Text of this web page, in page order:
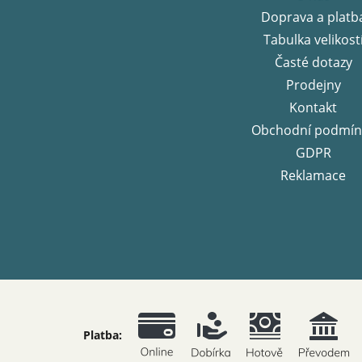
Doprava a
Tabulka
Časté dotazy
Prodejny
Kontakt
Obchodní
GDPR
Reklamace
Platba: